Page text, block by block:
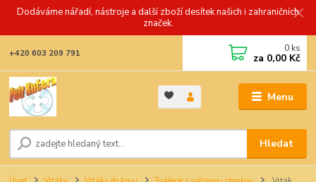
Dodáváme nářadí, nástroje a další zboží desítek našich i zahraničních
značek.
Menu
Hledat
+420 603 209 791 0 ks
za 0,00 Kč